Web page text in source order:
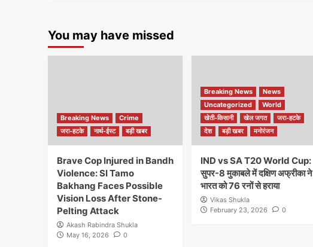
You may have missed
Breaking News
Crime
जरा-हटके
नार्थ-ईस्ट बड़ी खबर
Brave Cop Injured in Bandh
Violence: SI Tamo
Bakhang Faces Possible
Vision Loss After Stone-
Pelting Attack
Akash Rabindra Shukla
May 16, 2026
0
Breaking News
News
Uncategorized
World
खेती-किसानी
खेल जगत
जरा-हटके
देश
बड़ी खबर मनोरंजन
IND vs SA T20 World Cup:
सुपर-8 मुकाबले में दक्षिण अफ्रीका ने
भारत को 76 रनों से हराया
Vikas Shukla
February 23, 2026
0